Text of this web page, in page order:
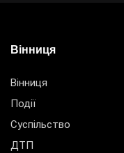
Вінниця
Вінниця
Події
Суспільство
ДТП